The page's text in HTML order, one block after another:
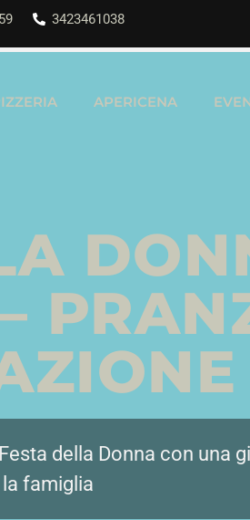
3423461038
APERICENA
della Donna con una
famiglia